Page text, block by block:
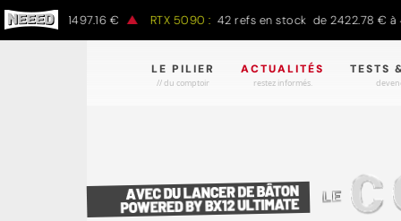
€ à 1497.16 € RTX 5090 : 42 refs en stock de 2422.78 € à
LE PILIER
// du comptoir
ACTUALITÉS
restez informés.
TESTS